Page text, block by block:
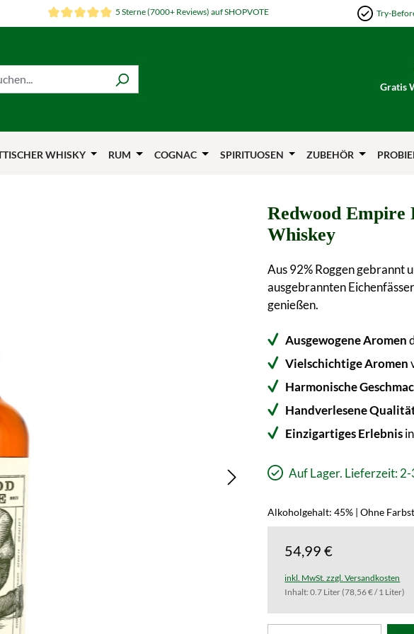
5 Sterne (7000+ Reviews) auf SHOPVOTE Try-
Gratis
WHISKY RUM COGNAC SPIRITUOSEN ZUBEHÖR
Redwood Empire
Whiskey
Aus 92% Roggen gebrannt
ausgebrannten
genießen.
Ausgewogene Aromen
Vielschichtige Aromen
Harmonische
Handverlesene
Einzigartiges Erlebnis
Auf Lager. Lieferzeit:
Alkoholgehalt: 45% | Ohne
54,99 €
inkl. MwSt. zzgl. Versandkosten
Inhalt:0.7 Liter(78,56 € / 1 Liter)